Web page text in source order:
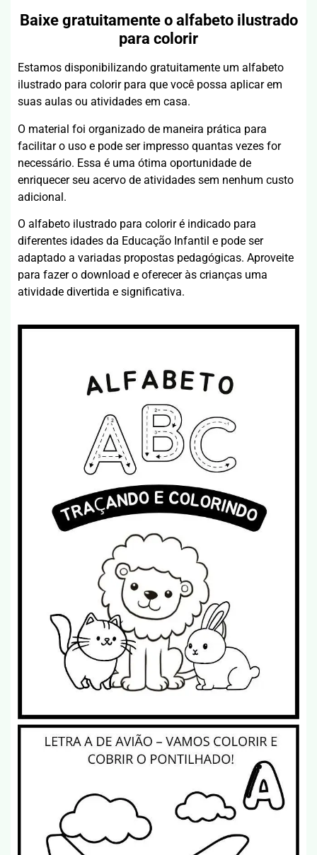
Baixe gratuitamente o alfabeto ilustrado
para colorir
Estamos disponibilizando gratuitamente um alfabeto
ilustrado para colorir para que você possa aplicar em
suas aulas ou atividades em casa.
O material foi organizado de maneira prática para
facilitar o uso e pode ser impresso quantas vezes for
necessário. Essa é uma ótima oportunidade de
enriquecer seu acervo de atividades sem nenhum custo
adicional.
O alfabeto ilustrado para colorir é indicado para
diferentes idades da Educação Infantil e pode ser
adaptado a variadas propostas pedagógicas. Aproveite
para fazer o download e oferecer às crianças uma
atividade divertida e significativa.